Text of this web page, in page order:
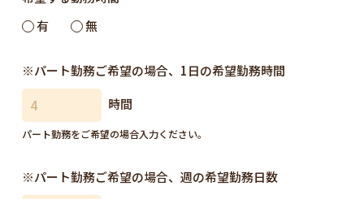
有
無
※パート勤務ご希望の場合、 1日の希望勤務時間
時間
パート勤務をご希望の場合入力ください。
※パート勤務ご希望の場合、 週の希望勤務日数